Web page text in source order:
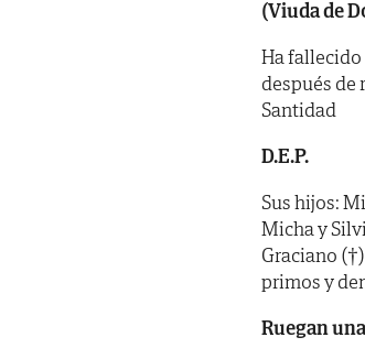
(Viuda de
Ha fallecido
después de
Santidad
D.E.P.
Sus hijos:
Micha y
Graciano
primos y
Ruegan